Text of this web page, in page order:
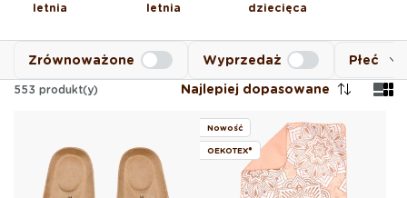
letnia
letnia
dziecięca
Płeć
Zrównoważone Wyprzedaż
553 produkt(y) Najlepiej dopasowane
Nowość
OEKOTEX®